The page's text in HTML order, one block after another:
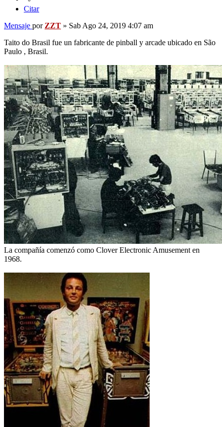
Citar
Mensaje por ZZT » Sab Ago 24, 2019 4:07 am
Taito do Brasil fue un fabricante de pinball y arcade ubicado en São
Paulo , Brasil.
La compañía comenzó como Clover Electronic Amusement en
1968.